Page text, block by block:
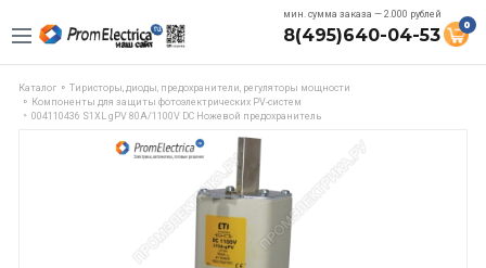
мин. сумма заказа — 2.000 рублей
8(495)640-04-53 0
Каталог
Тиристоры, диоды, предохранители, регуляторы мощности
Компоненты для защиты фотоэлектрических PV-систем
004110436 S1XL gPV 80A/1100V DC Ножевой предохранитель